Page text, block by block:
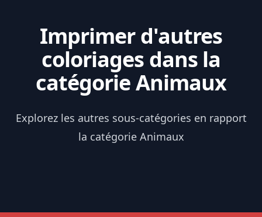
Imprimer d'autres
coloriages dans la
catégorie Animaux
Explorez les autres sous-catégories en rapport
la catégorie Animaux